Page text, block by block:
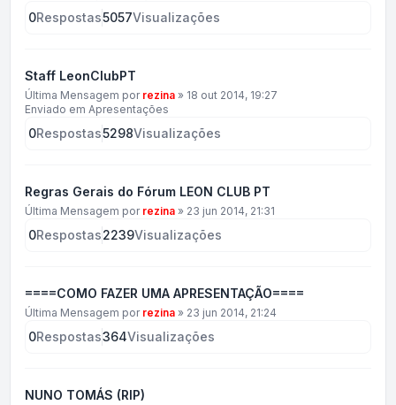
0Respostas5057Visualizações
Staff LeonClubPT
Última Mensagem por rezina » 18 out 2014, 19:27
Enviado em Apresentações
0Respostas5298Visualizações
Regras Gerais do Fórum LEON CLUB PT
Última Mensagem por rezina » 23 jun 2014, 21:31
0Respostas2239Visualizações
====COMO FAZER UMA APRESENTAÇÃO====
Última Mensagem por rezina » 23 jun 2014, 21:24
0Respostas364Visualizações
NUNO TOMÁS (RIP)